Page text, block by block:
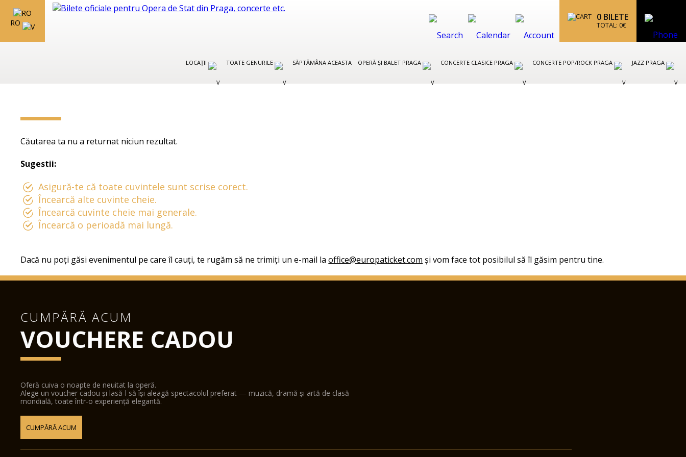
RO
0 BILETE
TOTAL: 0€
LOCAȚII TOATE GENURILE SĂPTĂMÂNA ACEASTA OPERĂ ȘI BALET PRAGA CONCERTE CLASICE PRAGA CONCERTE POP/ROCK PRAGA JAZZ PRAGA
Căutarea ta nu a returnat niciun rezultat.
Sugestii:
Asigură-te că toate cuvintele sunt scrise corect.
Încearcă alte cuvinte cheie.
Încearcă cuvinte cheie mai generale.
Încearcă o perioadă mai lungă.
Dacă nu poți găsi evenimentul pe care îl cauți, te rugăm să ne trimiți un e-mail laoffice@europaticket.com și vom face tot posibilul să îl găsim pentru tine.
CUMPĂRĂ ACUM
VOUCHERE CADOU
Oferă cuiva o noapte de neuitat la operă.
Alege un voucher cadou și lasă-l să își aleagă spectacolul preferat — muzică, dramă și artă de clasă
mondială, toate într-o experiență elegantă.
CUMPĂRĂ ACUM